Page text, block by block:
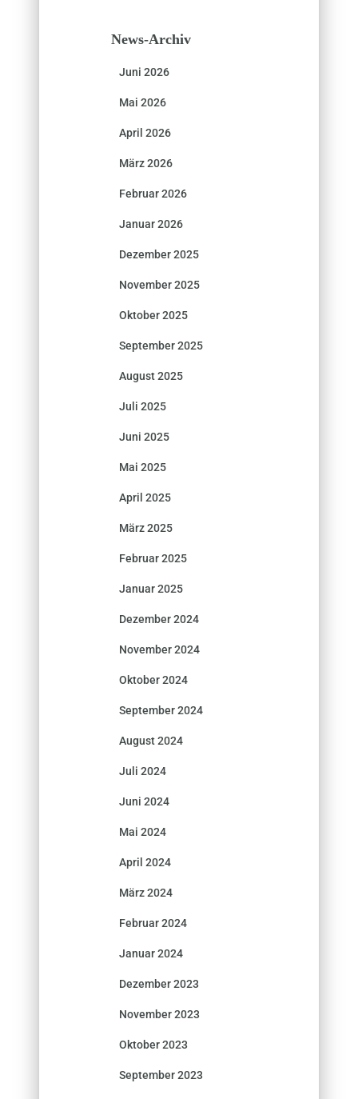
News-Archiv
Juni 2026
Mai 2026
April 2026
März 2026
Februar 2026
Januar 2026
Dezember 2025
November 2025
Oktober 2025
September 2025
August 2025
Juli 2025
Juni 2025
Mai 2025
April 2025
März 2025
Februar 2025
Januar 2025
Dezember 2024
November 2024
Oktober 2024
September 2024
August 2024
Juli 2024
Juni 2024
Mai 2024
April 2024
März 2024
Februar 2024
Januar 2024
Dezember 2023
November 2023
Oktober 2023
September 2023